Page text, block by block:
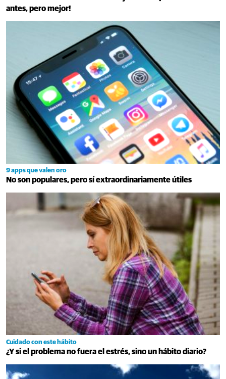
antes, pero mejor!
9 apps que valen oro
No son populares, pero sí extraordinariamente útiles
Cuidado con este hábito
¿Y si el problema no fuera el estrés, sino un hábito diario?